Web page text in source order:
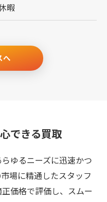
暇
へ
できる買取
ゆるニーズに迅速かつ
場に精通したスタッフ
価格で評価し、スムー